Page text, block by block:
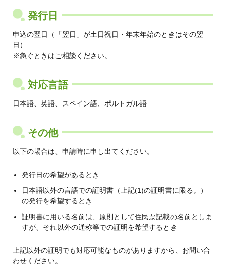
発行日
申込の翌日（「翌日」が土日祝日・年末年始のときはその翌
日）
※急ぐときはご相談ください。
対応言語
日本語、英語、スペイン語、ポルトガル語
その他
以下の場合は、申請時に申し出てください。
発行日の希望があるとき
日本語以外の言語での証明書（上記(1)の証明書に限る。）
の発行を希望するとき
証明書に用いる名前は、原則として住民票記載の名前としま
すが、それ以外の通称等での証明を希望するとき
上記以外の証明でも対応可能なものがありますから、お問い合
わせください。